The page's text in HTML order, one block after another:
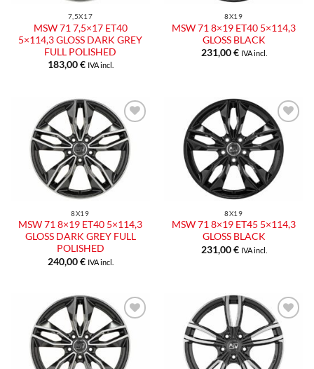
7,5X17
MSW 71 7,5×17 ET40
5×114,3 GLOSS DARK GREY
FULL POLISHED
183,00€ IVA incl.
8X19
MSW 71 8×19 ET40 5×114,3
GLOSS BLACK
231,00€ IVA incl.
Aggiungi
alla lista
dei
desideri
8X19
MSW 71 8×19 ET40 5×114,3
GLOSS DARK GREY FULL
POLISHED
240,00€ IVA incl.
Aggiungi
alla lista
dei
desideri
8X19
MSW 71 8×19 ET45 5×114,3
GLOSS BLACK
231,00€ IVA incl.
Aggiungi
alla lista
dei
desideri
Aggiungi
alla lista
dei
desideri